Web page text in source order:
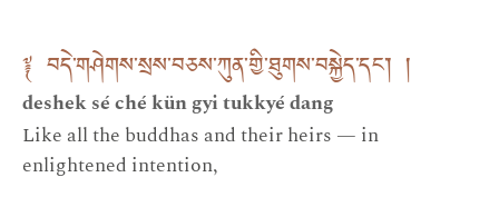
༈ བདེ་གཤེགས་སྲས་བཅས་ཀུན་གྱི་ཐུགས་བསྐྱེད་དང་། །
deshek sé ché kün gyi tukkyé dang
Like all the buddhas and their heirs — in
enlightened intention,